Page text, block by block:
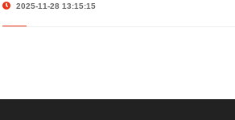
2025-11-28 13:15:15